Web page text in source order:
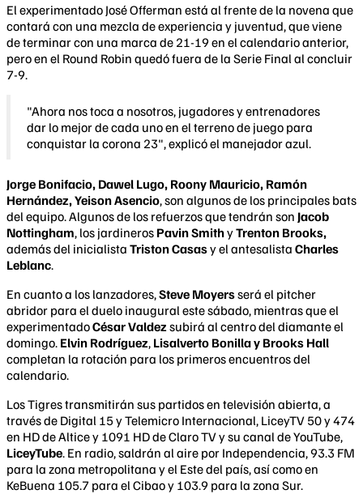
El experimentado José Offerman está al frente de la novena que
contará con una mezcla de experiencia y juventud, que viene
de terminar con una marca de 21-19 en el calendario anterior,
pero en el Round Robin quedó fuera de la Serie Final al concluir
7-9.
"Ahora nos toca a nosotros, jugadores y entrenadores
dar lo mejor de cada uno en el terreno de juego para
conquistar la corona 23", explicó el manejador azul.
Jorge Bonifacio, Dawel Lugo, Roony Mauricio, Ramón
Hernández, Yeison Asencio, son algunos de los principales bats
del equipo. Algunos de los refuerzos que tendrán son Jacob
Nottingham, los jardineros Pavin SmithyTrenton Brooks,
además del inicialista Triston Casasy el antesalista Charles
Leblanc.
En cuanto a los lanzadores,Steve Moyersserá el pitcher
abridor para el duelo inaugural este sábado, mientras que el
experimentadoCésar Valdez subirá al centro del diamante el
domingo. Elvin Rodríguez, Lisalverto Bonilla y Brooks Hall
completan la rotación para los primeros encuentros del
calendario.
Los Tigres transmitirán sus partidos en televisión abierta, a
través de Digital 15 y Telemicro Internacional, LiceyTV 50 y 474
en HD de Altice y 1091 HD de Claro TV y su canal de YouTube,
LiceyTube. En radio, saldrán al aire por Independencia, 93.3 FM
para la zona metropolitana y el Este del país, así como en
KeBuena 105.7 para el Cibao y 103.9 para la zona Sur.